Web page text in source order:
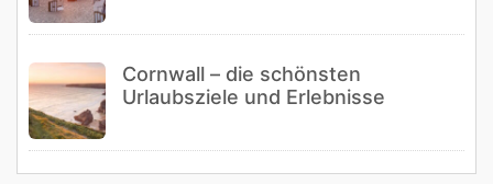
Cornwall – die schönsten
Urlaubsziele und Erlebnisse